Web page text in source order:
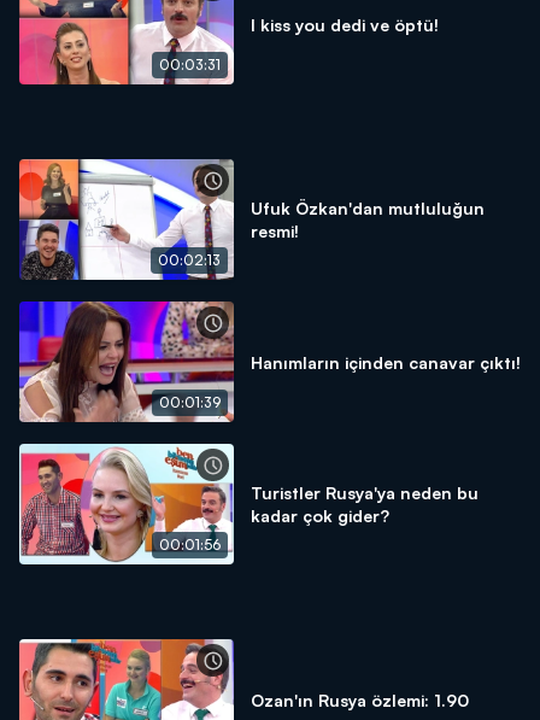
00:03:31
I kiss you dedi ve öptü!
00:02:13
Ufuk Özkan'dan mutluluğun
resmi!
00:01:39
Hanımların içinden canavar çıktı!
00:01:56
Turistler Rusya'ya neden bu
kadar çok gider?
Ozan'ın Rusya özlemi: 1.90